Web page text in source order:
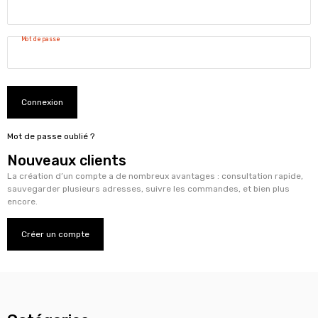
Mot de passe
Connexion
Mot de passe oublié ?
Nouveaux clients
La création d’un compte a de nombreux avantages : consultation rapide,
sauvegarder plusieurs adresses, suivre les commandes, et bien plus
encore.
Créer un compte